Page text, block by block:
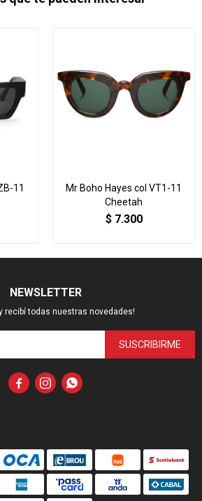
11
Mr Boho Hayes col VT1-11
Cheetah
$ 7.300
NEWSLETTER
recibí todas nuestras novedades!
SUSCRIBIRME
  